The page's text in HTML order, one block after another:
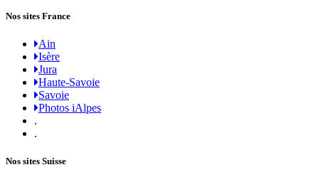
Nos sites France
Ain
Isère
Jura
Haute-Savoie
Savoie
Photos iAlpes
.
.
Nos sites Suisse